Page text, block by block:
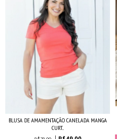
BLUSA DE AMAMENTAÇÃO CANELADA MANGA
CURT...